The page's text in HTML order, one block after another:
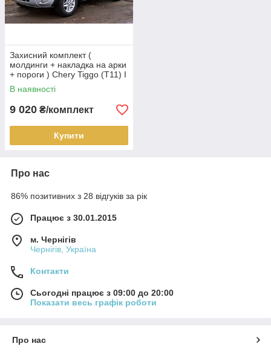
Захисний комплект (
молдинги + накладка на арки
+ пороги ) Chery Tiggo (Т11) I
2005-2013 р. в. Чері Тіго
В наявності
9 020 ₴/комплект
Купити
Про нас
86% позитивних з 28 відгуків за рік
Працює з 30.01.2015
м. Чернігів
Чернігів, Україна
Контакти
Сьогодні працює з 09:00 до 20:00
Показати весь графік роботи
Про нас